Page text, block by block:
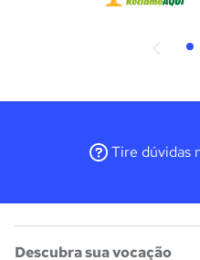
Tire dúvidas
Descubra sua vocação